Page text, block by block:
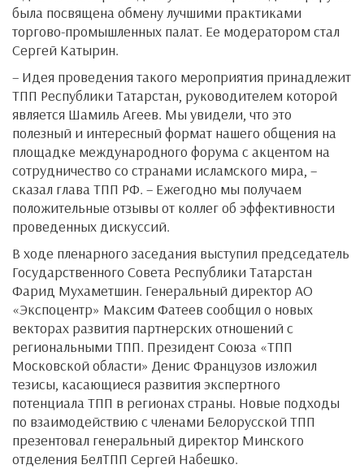
была посвящена обмену лучшими практиками
торгово-промышленных палат. Ее модератором стал
Сергей Катырин.
– Идея проведения такого мероприятия принадлежит
ТПП Республики Татарстан, руководителем которой
является Шамиль Агеев. Мы увидели, что это
полезный и интересный формат нашего общения на
площадке международного форума с акцентом на
сотрудничество со странами исламского мира, –
сказал глава ТПП РФ. – Ежегодно мы получаем
положительные отзывы от коллег об эффективности
проведенных дискуссий.
В ходе пленарного заседания выступил председатель
Государственного Совета Республики Татарстан
Фарид Мухаметшин. Генеральный директор АО
«Экспоцентр» Максим Фатеев сообщил о новых
векторах развития партнерских отношений с
региональными ТПП. Президент Союза «ТПП
Московской области» Денис Французов изложил
тезисы, касающиеся развития экспертного
потенциала ТПП в регионах страны. Новые подходы
по взаимодействию с членами Белорусской ТПП
презентовал генеральный директор Минского
отделения БелТПП Сергей Набешко.